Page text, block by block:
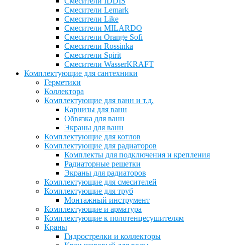
Смесители Lemark
Смесители Like
Смесители MILARDO
Смесители Orange Sofi
Смесители Rossinka
Смесители Spirit
Смесители WasserKRAFT
Комплектующие для сантехники
Герметики
Коллектора
Комплектующие для ванн и т.д.
Карнизы для ванн
Обвязка для ванн
Экраны для ванн
Комплектующие для котлов
Комплектующие для радиаторов
Комплекты для подключения и крепления
Радиаторные решетки
Экраны для радиаторов
Комплектующие для смесителей
Комплектующие для труб
Монтажный инструмент
Комплектующие и арматура
Комплектующие к полотенцесушителям
Краны
Гидрострелки и коллекторы